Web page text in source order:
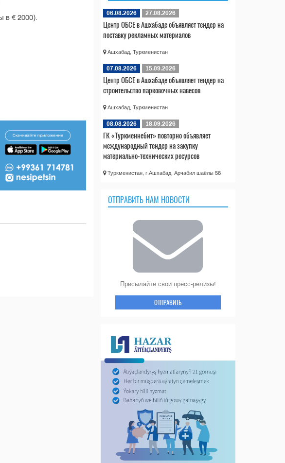
в € 2000).
06.08.2026 27.08.2026
Центр ОБСЕ в Ашхабаде объявляет тендер на
поставку рекламных материалов
Ашхабад, Туркменистан
07.08.2026 15.09.2026
Центр ОБСЕ в Ашхабаде объявляет тендер на
строительство парковочных навесов
Ашхабад, Туркменистан
08.08.2026 18.09.2026
ГК «Туркменнебит» повторно объявляет
международный тендер на закупку
материально-технических ресурсов
Туркменистан, г.Ашхабад, Арчабил шаёлы 56
ОТПРАВИТЬ НАМ НОВОСТИ
Присылайте свои пресс-релизы!
ОТПРАВИТЬ